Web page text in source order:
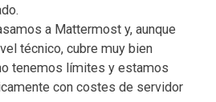
a Mattermost y, aunque
técnico, cubre muy bien
tenemos límites y estamos
con costes de servidor